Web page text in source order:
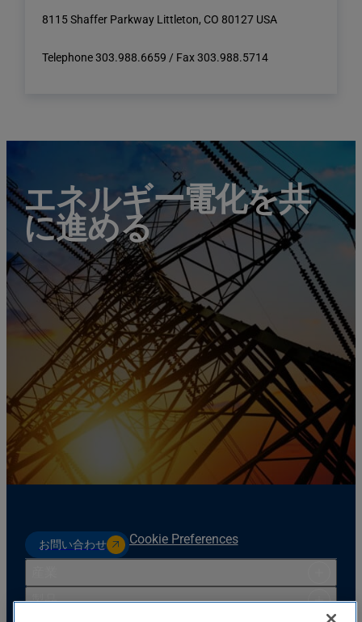
8115 Shaffer Parkway Littleton, CO 80127 USA
Telephone 303.988.6659 / Fax 303.988.5714
high voltage post.High-voltage tower sky background.
エネルギー電化を共
に進める
お問い合わせ Cookie Preferences
製品